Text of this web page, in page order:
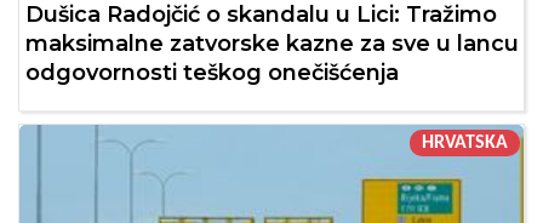
Dušica Radojčić o skandalu u Lici: Tražimo
maksimalne zatvorske kazne za sve u lancu
odgovornosti teškog onečišćenja
HRVATSKA